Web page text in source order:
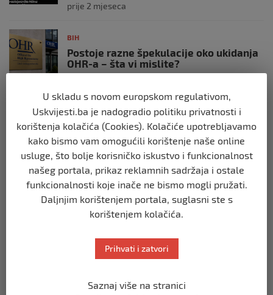
prije 2 mjeseca
BIH
Postoje razne špekulacije oko ukidanja
OHR-a – šta vi mislite?
BIH
Zašto Bakir Izetbegović trenutno ima
najveće šanse za povratak u
Predsjedništvo BiH
prije 3 mjeseca
BIH
Demantij Federalnog ministarstva
unutrašnjih poslova
prije 5 mjeseci
Akcija SIPA-e: Pretresaju se stambeni i
U skladu s novom europskom regulativom,
Uskvijesti.ba je nadogradio politiku privatnosti i
korištenja kolačića (Cookies). Kolačiće upotrebljavamo
kako bismo vam omogućili korištenje naše online
usluge, što bolje korisničko iskustvo i funkcionalnost
našeg portala, prikaz reklamnih sadržaja i ostale
funkcionalnosti koje inače ne bismo mogli pružati.
Daljnjim korištenjem portala, suglasni ste s
korištenjem kolačića.
Prihvati i zatvori
Saznaj više na stranici